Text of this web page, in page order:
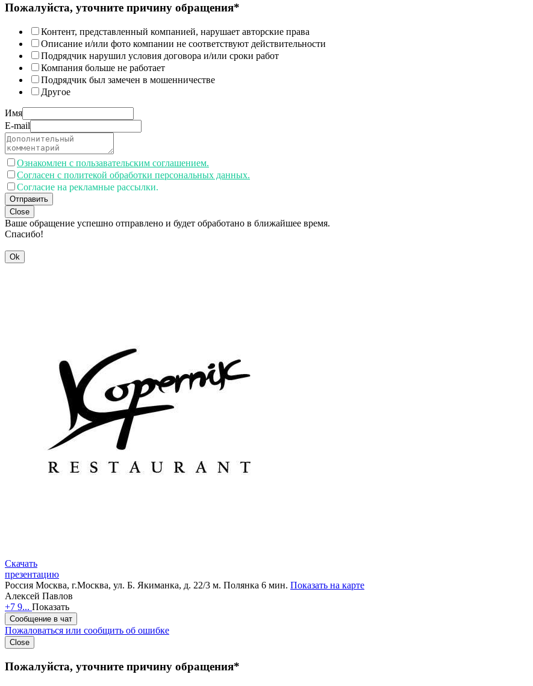
Пожалуйста, уточните причину обращения*
Контент, представленный компанией, нарушает авторские права
Описание и/или фото компании не соответствуют действительности
Подрядчик нарушил условия договора и/или сроки работ
Компания больше не работает
Подрядчик был замечен в мошенничестве
Другое
Имя
E-mail
Ознакомлен с пользавательским соглашением.
Согласен с политекой обработки персональных данных.
Согласие на рекламные рассылки.
Отправить
Close
Ваше обращение успешно отправлено и будет обработано в ближайшее время.
Спасибо!
Ok
Скачать
презентацию
Россия Москва, г.Москва, ул. Б. Якиманка, д. 22/3 м. Полянка 6 мин. Показать на карте
Алексей Павлов
+7 9... Показать
Сообщение в чат
Пожаловаться или сообщить об ошибке
Close
Пожалуйста, уточните причину обращения*